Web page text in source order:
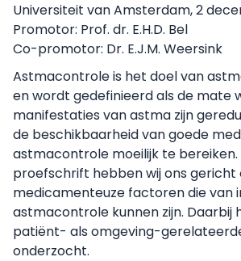
Universiteit van Amsterdam, 2
Promotor: Prof. dr. E.H.D. Bel
Co-promotor: Dr. E.J.M. Weersink
Astmacontrole is het doel van
en wordt gedefinieerd als de mate
manifestaties van astma zijn
de beschikbaarheid van goede
astmacontrole moeilijk te bereiken.
proefschrift hebben wij ons gericht
medicamenteuze factoren die van
astmacontrole kunnen zijn. Daarbij
patiënt- als omgeving-
onderzocht.